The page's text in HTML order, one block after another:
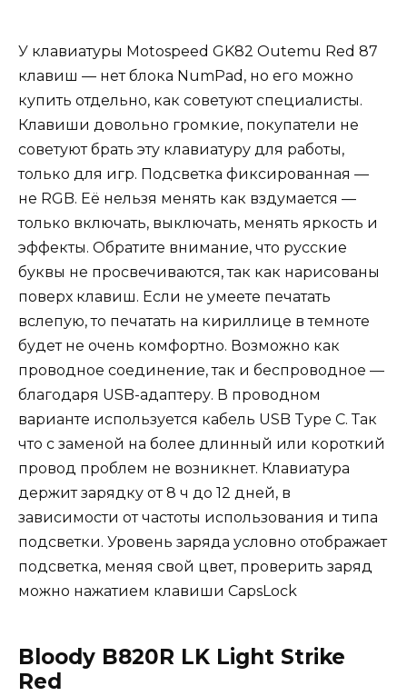
У клавиатуры Motospeed GK82 Outemu Red 87
клавиш — нет блока NumPad, но его можно
купить отдельно, как советуют специалисты.
Клавиши довольно громкие, покупатели не
советуют брать эту клавиатуру для работы,
только для игр. Подсветка фиксированная —
не RGB. Её нельзя менять как вздумается —
только включать, выключать, менять яркость и
эффекты. Обратите внимание, что русские
буквы не просвечиваются, так как нарисованы
поверх клавиш. Если не умеете печатать
вслепую, то печатать на кириллице в темноте
будет не очень комфортно. Возможно как
проводное соединение, так и беспроводное —
благодаря USB-адаптеру. В проводном
варианте используется кабель USB Type C. Так
что с заменой на более длинный или короткий
провод проблем не возникнет. Клавиатура
держит зарядку от 8 ч до 12 дней, в
зависимости от частоты использования и типа
подсветки. Уровень заряда условно отображает
подсветка, меняя свой цвет, проверить заряд
можно нажатием клавиши CapsLock
Bloody B820R LK Light Strike
Red